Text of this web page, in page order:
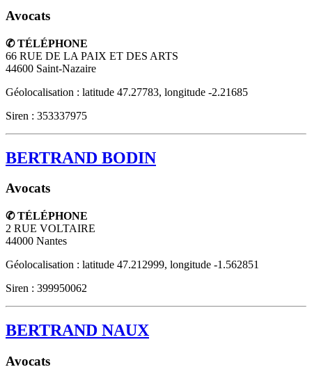
Avocats
✆ TÉLÉPHONE
66 RUE DE LA PAIX ET DES ARTS
44600 Saint-Nazaire
Géolocalisation : latitude 47.27783, longitude -2.21685
Siren : 353337975
BERTRAND BODIN
Avocats
✆ TÉLÉPHONE
2 RUE VOLTAIRE
44000 Nantes
Géolocalisation : latitude 47.212999, longitude -1.562851
Siren : 399950062
BERTRAND NAUX
Avocats